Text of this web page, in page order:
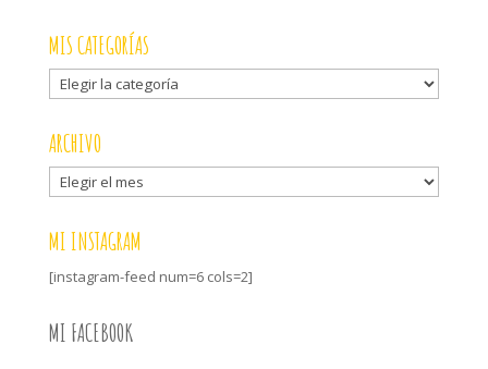
MIS CATEGORÍAS
Mis
categorías
ARCHIVO
Archivo
MI INSTAGRAM
[instagram-feed num=6 cols=2]
MI FACEBOOK